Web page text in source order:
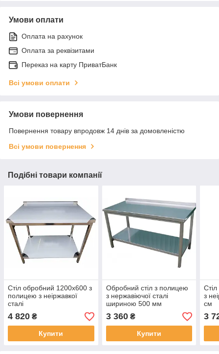
Умови оплати
Оплата на рахунок
Оплата за реквізитами
Переказ на карту ПриватБанк
Всі умови оплати
Умови повернення
Повернення товару впродовж 14 днів за домовленістю
Всі умови повернення
Подібні товари компанії
Стіл обробний 1200х600 з
полицею з неіржавкої
сталі
4 820 ₴
Купити
Обробний стіл з полицею
з нержавіючої сталі
шириною 500 мм
3 360₴
Купити
з
см
3